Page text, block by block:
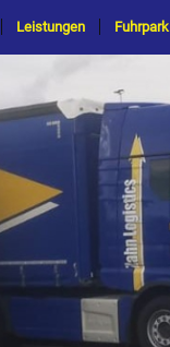
Leistungen Fuhrpark